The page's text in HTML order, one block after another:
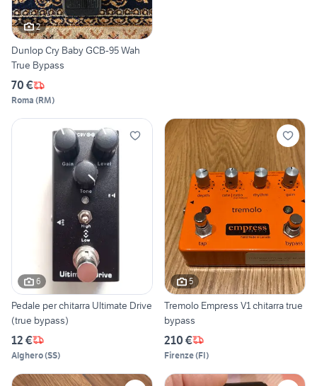
2
Dunlop Cry Baby GCB-95 Wah
True Bypass
70 €
Roma (RM)
6
Pedale per chitarra Ultimate Drive
(true bypass)
12 €
Alghero(SS)
5
Tremolo Empress V1 chitarra true
bypass
210 €
Firenze(FI)